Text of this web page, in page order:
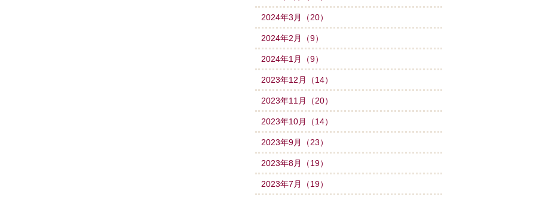
2024年3月（20）
2024年2月（9）
2024年1月（9）
2023年12月（14）
2023年11月（20）
2023年10月（14）
2023年9月（23）
2023年8月（19）
2023年7月（19）